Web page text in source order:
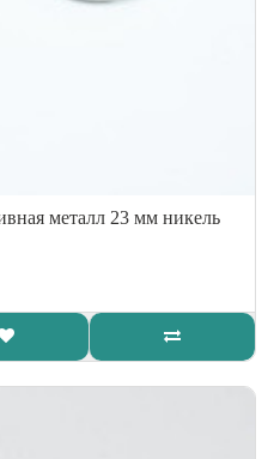
металл 23 мм никель